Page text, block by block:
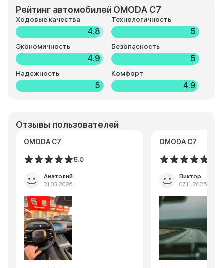
Рейтинг автомобилей OMODA C7
Ходовые качества
4.8
Технологичность
5
Экономичность
4.9
Безопасность
5
Надежность
5
Комфорт
4.9
Отзывы пользователей
OMODA C7
5.0
Анатолий
31.03.2026
OMODA C7
Виктор
07.11.2025